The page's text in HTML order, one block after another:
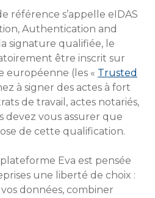
référence s’appelle eIDAS
Authentication and
signature qualifiée, le
être inscrit sur
européenne (les « Trusted
à signer des actes à fort
de travail, actes notariés,
devez vous assurer que
de cette qualification.
Eva est pensée
une liberté de choix :
données, combiner